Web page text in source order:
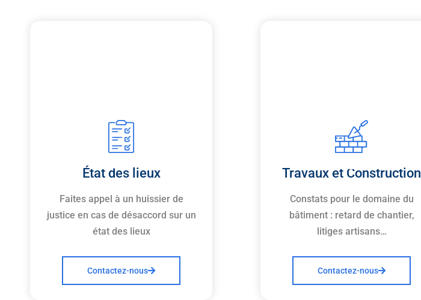
État des lieux
Faites appel à un huissier de
justice en cas de désaccord sur un
état des lieux
Contactez-nous
Travaux et Construction
Constats pour le domaine du
bâtiment : retard de chantier,
litiges artisans…
Contactez-nous